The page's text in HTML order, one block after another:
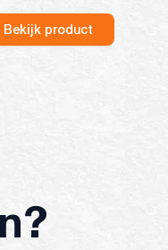
Bekijk product